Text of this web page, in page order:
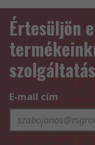
Értesüljön
E-mail cím